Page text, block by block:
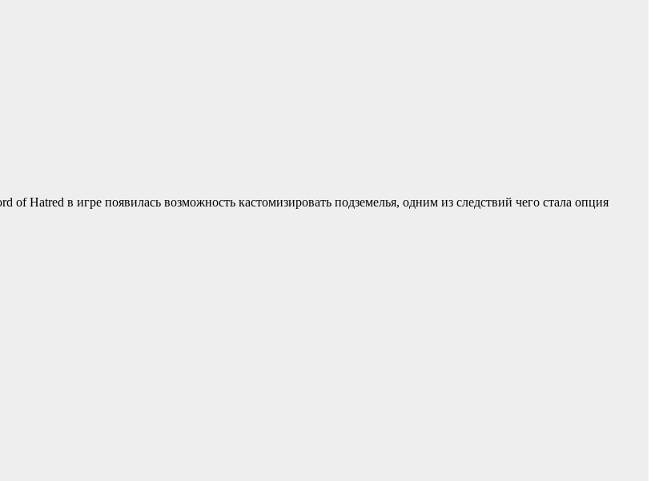
Hatred в игре появилась возможность кастомизировать подземелья, одним из следствий чего стала опция